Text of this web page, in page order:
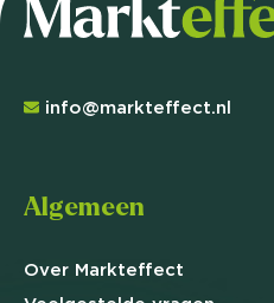
info@markteffect.nl
Algemeen
Over Markteffect